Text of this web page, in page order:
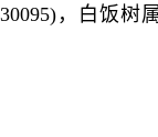
) ， 白饭树